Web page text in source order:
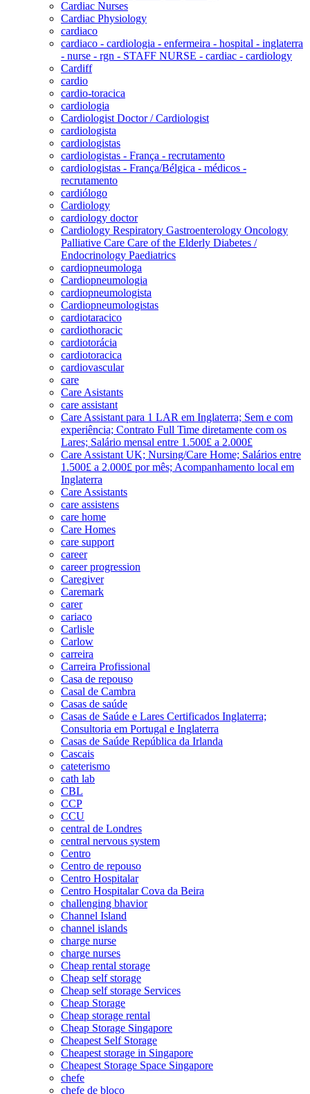
Cardiac Nurses
Cardiac Physiology
cardiaco
cardiaco - cardiologia - enfermeira - hospital - inglaterra
- nurse - rgn - STAFF NURSE - cardiac - cardiology
Cardiff
cardio
cardio-toracica
cardiologia
Cardiologist Doctor / Cardiologist
cardiologista
cardiologistas
cardiologistas - França - recrutamento
cardiologistas - França/Bélgica - médicos -
recrutamento
cardiólogo
Cardiology
cardiology doctor
Cardiology Respiratory Gastroenterology Oncology
Palliative Care Care of the Elderly Diabetes /
Endocrinology Paediatrics
cardiopneumologa
Cardiopneumologia
cardiopneumologista
Cardiopneumologistas
cardiotaracico
cardiothoracic
cardiotorácia
cardiotoracica
cardiovascular
care
Care Asistants
care assistant
Care Assistant para 1 LAR em Inglaterra; Sem e com
experiência; Contrato Full Time diretamente com os
Lares; Salário mensal entre 1.500£ a 2.000£
Care Assistant UK; Nursing/Care Home; Salários entre
1.500£ a 2.000£ por mês; Acompanhamento local em
Inglaterra
Care Assistants
care assistens
care home
Care Homes
care support
career
career progression
Caregiver
Caremark
carer
cariaco
Carlisle
Carlow
carreira
Carreira Profissional
Casa de repouso
Casal de Cambra
Casas de saúde
Casas de Saúde e Lares Certificados Inglaterra;
Consultoria em Portugal e Inglaterra
Casas de Saúde República da Irlanda
Cascais
cateterismo
cath lab
CBL
CCP
CCU
central de Londres
central nervous system
Centro
Centro de repouso
Centro Hospitalar
Centro Hospitalar Cova da Beira
challenging bhavior
Channel Island
channel islands
charge nurse
charge nurses
Cheap rental storage
Cheap self storage
Cheap self storage Services
Cheap Storage
Cheap storage rental
Cheap Storage Singapore
Cheapest Self Storage
Cheapest storage in Singapore
Cheapest Storage Space Singapore
chefe
chefe de bloco